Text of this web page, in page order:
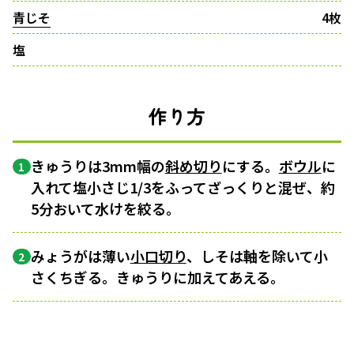
青じそ
4枚
塩
作り方
1 きゅうりは3mm幅の斜め切りにする。 ボウルに
入れて塩小さじ1/3をふってざっくりと混ぜ、約
5分おいて水けを絞る。
2 みょうがは薄い小口切り、しそは軸を除いて小
さくちぎる。きゅうりに加えてあえる。